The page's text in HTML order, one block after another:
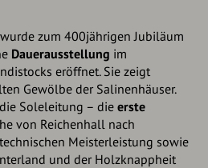
zum 400jährigen Jubiläum
Dauerausstellung im
eröffnet. Sie zeigt
Gewölbe der Salinenhäuser.
Soleleitung – die erste
von Reichenhall nach
Meisterleistung sowie
und der Holzknappheit